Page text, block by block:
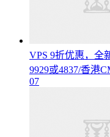
VPS 9折优惠，全
9929或4837/香港
07